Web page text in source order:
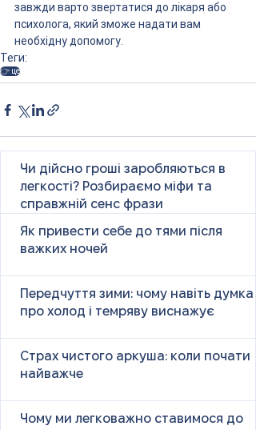
завжди варто звертатися до лікаря або
психолога, який зможе надати вам
необхідну допомогу.
Теги:
👉 це
Чи дійсно гроші заробляються в
легкості? Розбираємо міфи та
справжній сенс фрази
Як привести себе до тями після
важких ночей
Передчуття зими: чому навіть думка
про холод і темряву виснажує
Страх чистого аркуша: коли почати
найважче
Чому ми легковажно ставимося до